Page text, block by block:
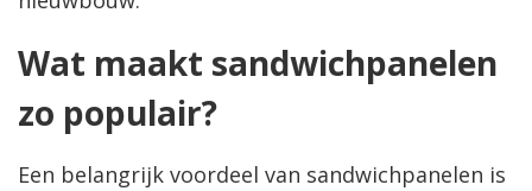
Wat maakt sandwichpanelen
zo populair?
Een belangrijk voordeel van sandwichpanelen is